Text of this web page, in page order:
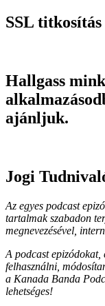
SSL titkosítás
Hallgass
ajánljuk.
Jogi
Az egyes podcast
tartalmak szabadon
megnevezésével,
A podcast epizódokat,
felhasználni,
a Kanada Banda
lehetséges!